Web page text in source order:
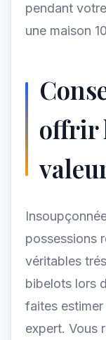
pendant
une maison
offrir
possessions
véritables
bibelots lors
faites
expert. Vous